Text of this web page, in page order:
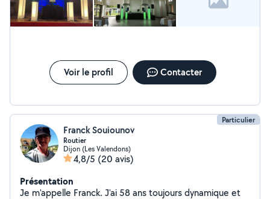
Voir le profil Contacter
Particulier
Franck Souiounov
Routier
Dijon (Les Valendons)
4,8/5 (20 avis)
Présentation
Je m'appelle Franck. J'ai 58 ans toujours dynamique et